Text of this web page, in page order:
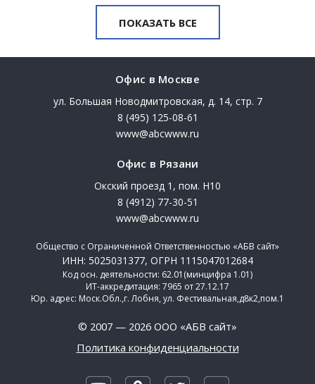
ПОКАЗАТЬ ВСЕ
Офис в Москве
ул. Большая Новодмитровская, д. 14, стр. 7
8 (495) 125-08-61
www@abcwww.ru
Офис в Рязани
Окский проезд 1, пом. Н10
8 (4912) 77-30-51
www@abcwww.ru
Общество с Ограниченной Ответственностью «АБВ сайт»
ИНН: 5025031377, ОГРН 1115047012684
Код осн. деятельности: 62.01(минцифра 1.01)
ИТ-аккредитация: 7965 от 27.12.17
Юр. адрес: Моск.Обл.,г. Лобня, ул. Фестивальная,д8к2,пом.1
© 2007 — 2026 ООО «АБВ сайт»
Политика конфиденциальности